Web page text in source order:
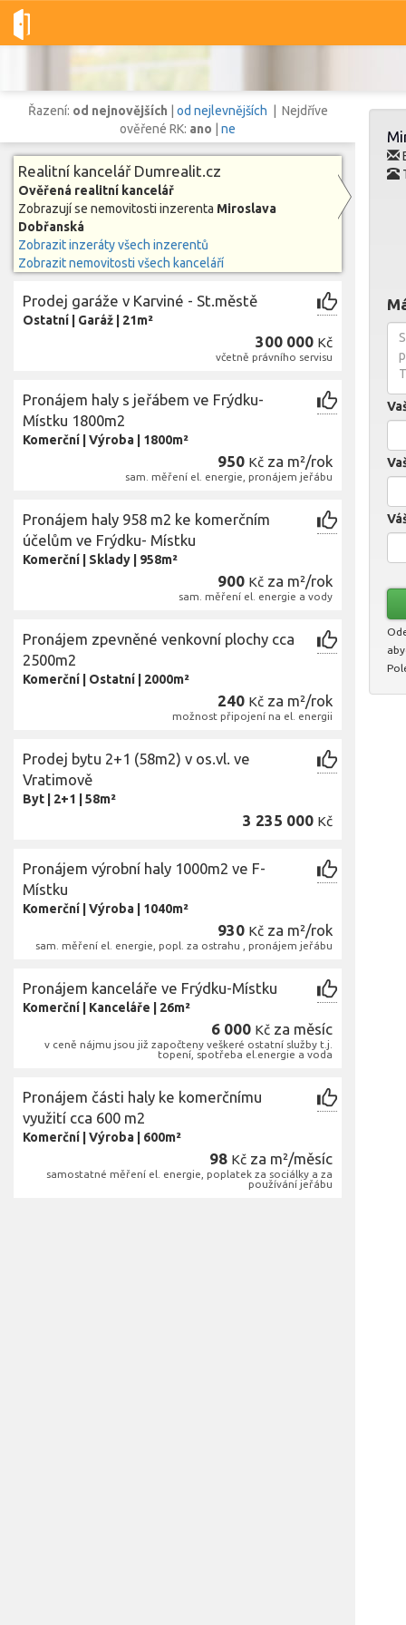
Dobré-nemovitosti.cz Dumrealit.cz Miroslava Dobřanská
Vše Pozemky
Lokalita
Lokalita
Lokalita
Cena
Řazení: od nejnovějších od nejlevnějších | Nejdříve
ověřené RK: ano ne
Realitní kancelář Dumrealit.cz
Ověřená realitní kancelář
Zobrazují se nemovitosti inzerenta Miroslava
Dobřanská
Zobrazit inzeráty všech inzerentů
Zobrazit nemovitosti všech kanceláří
Prodej garáže v Karviné - St.městě
Ostatní Garáž 21m²
300 000 Kč
včetně právního servisu
Pronájem haly s jeřábem ve Frýdku-
Místku 1800m2
Komerční Výroba 1800m²
950 Kč za m²/rok
sam. měření el. energie, pronájem jeřábu
Pronájem haly 958 m2 ke komerčním
účelům ve Frýdku- Místku
Komerční Sklady 958m²
900 Kč za m²/rok
sam. měření el. energie a vody
Pronájem zpevněné venkovní plochy cca
2500m2
Komerční Ostatní 2000m²
240 Kč za m²/rok
možnost připojení na el. energii
Prodej bytu 2+1 (58m2) v os.vl. ve
Vratimově
Byt 2+1 58m²
3 235 000 Kč
Pronájem výrobní haly 1000m2 ve F-
Místku
Komerční Výroba 1040m²
930 Kč za m²/rok
sam. měření el. energie, popl. za ostrahu , pronájem jeřábu
Pronájem kanceláře ve Frýdku-Místku
Komerční Kanceláře 26m²
6 000 Kč za měsíc
v ceně nájmu jsou již započteny veškeré ostatní služby t.j.
topení, spotřeba el.energie a voda
Pronájem části haly ke komerčnímu
využití cca 600 m2
Komerční Výroba 600m²
98 Kč za m²/měsíc
samostatné měření el. energie, poplatek za sociálky a za
používání jeřábu